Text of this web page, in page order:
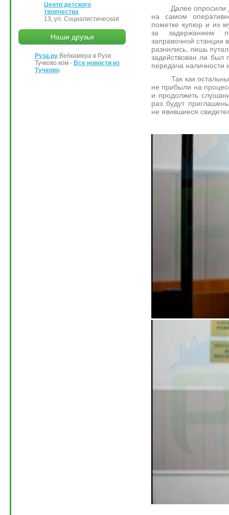
Далее опросили
на самом
пометке купюр и их
за задержанием
заправочной станции
разнились, лишь
задействован ли был
передача наличности
Так как остальные
не прибыли на
и продолжить
раз будут
не явившиеся
Центр детского
творчества
13, ул. Социалистическая
Наши друзья
Руза.ру Вебкамера в Рузе
Тучково.ком - Все новости из
Тучково.